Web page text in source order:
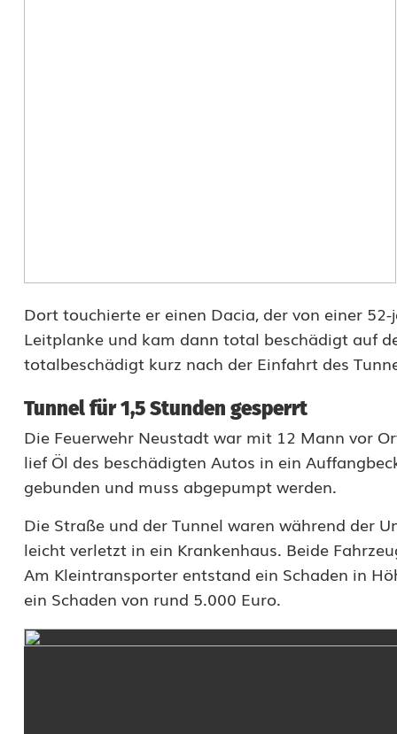
S
t
r
a
ß
e
i
n
s
S
Dort touchierte er einen Dacia, der von einer
Leitplanke und kam dann total beschädigt auf
totalbeschädigt kurz nach der Einfahrt des
Tunnel für 1,5 Stunden gesperrt
Die Feuerwehr Neustadt war mit 12 Mann vor
lief Öl des beschädigten Autos in ein
gebunden und muss abgepumpt werden.
Die Straße und der Tunnel waren während der
leicht verletzt in ein Krankenhaus. Beide
Am Kleintransporter entstand ein Schaden in
ein Schaden von rund 5.000 Euro.